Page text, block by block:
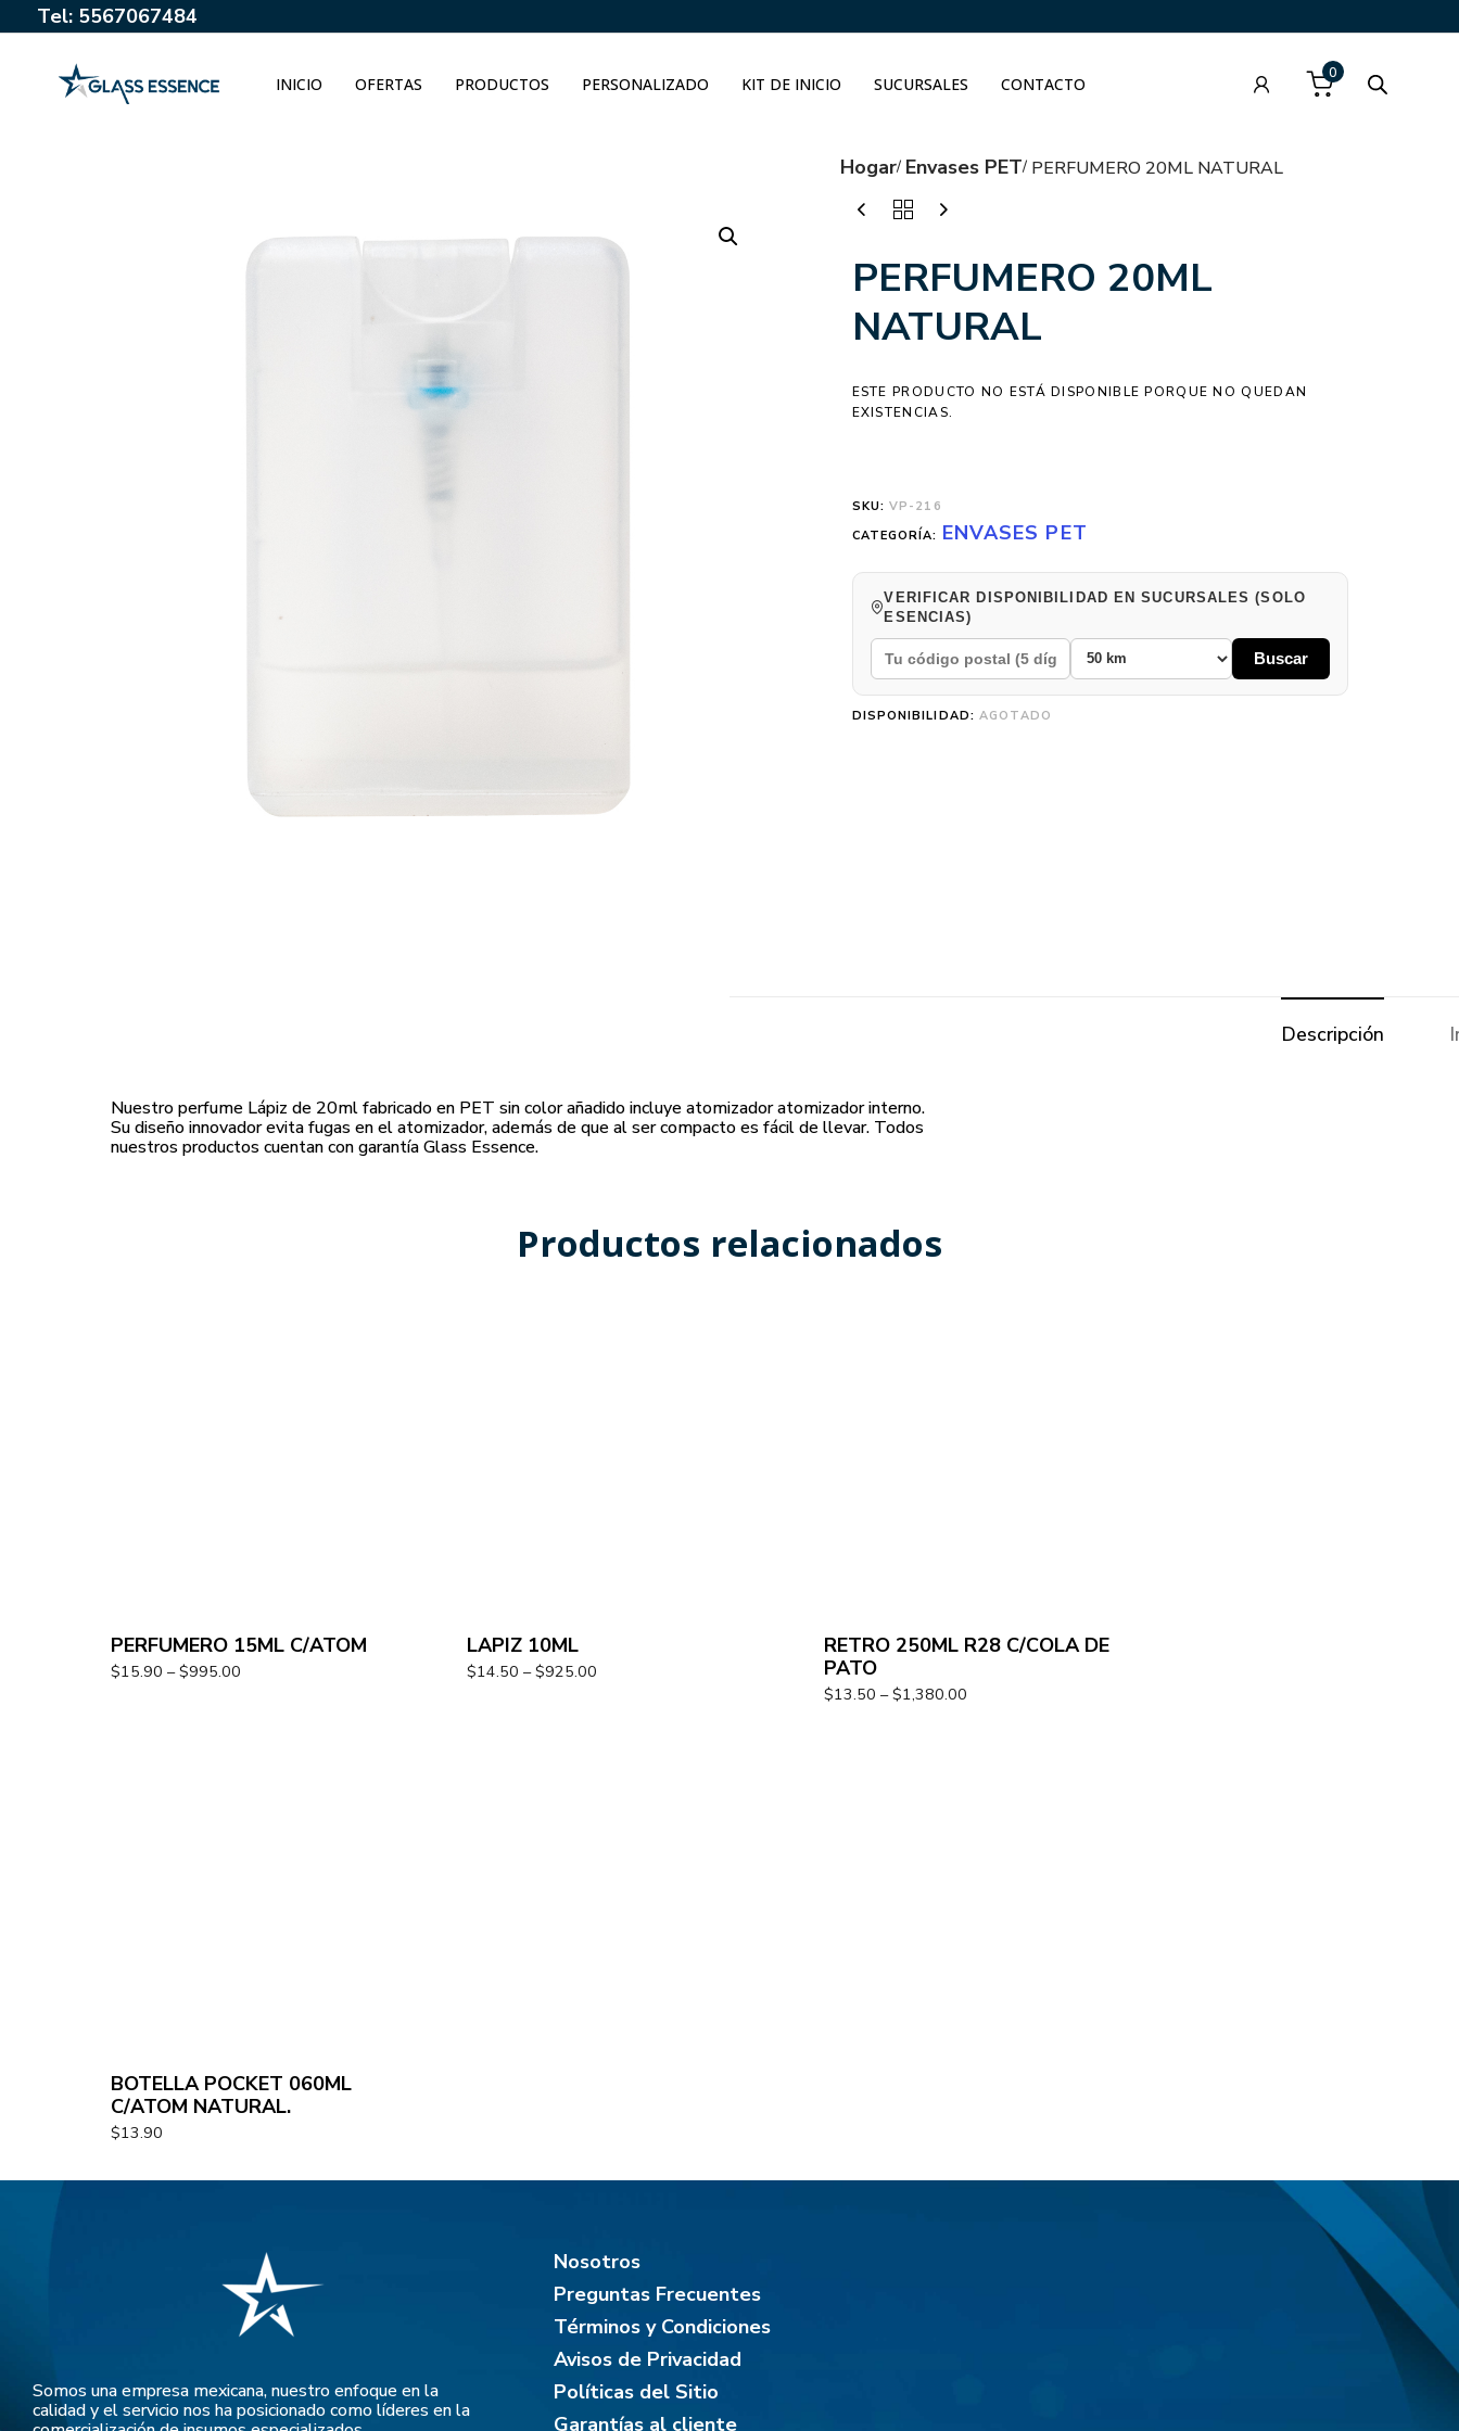
Tel: 5567067484
INICIO OFERTAS PRODUCTOS PERSONALIZADO KIT DE INICIO SUCURSALES CONTACTO
0
Hogar Envases PET PERFUMERO 20ML NATURAL
PERFUMERO 20ML
NATURAL
ESTE PRODUCTO NO ESTÁ DISPONIBLE PORQUE NO QUEDAN
EXISTENCIAS.
SKU: VP-216
CATEGORÍA: ENVASES PET
VERIFICAR DISPONIBILIDAD EN SUCURSALES (SOLO
ESENCIAS)
Buscar
DISPONIBILIDAD:AGOTADO
Descripción
Nuestro perfume Lápiz de 20ml fabricado en PET sin color añadido incluye atomizador atomizador interno.
Su diseño innovador evita fugas en el atomizador, además de que al ser compacto es fácil de llevar. Todos
nuestros productos cuentan con garantía Glass Essence.
Productos relacionados
PERFUMERO 15ML C/ATOM
$15.90 – $995.00
LAPIZ 10ML
$14.50 – $925.00
RETRO 250ML R28 C/COLA DE
PATO
$13.50 – $1,380.00
BOTELLA POCKET 060ML
C/ATOM NATURAL.
$13.90
Somos una empresa mexicana, nuestro enfoque en la
calidad y el servicio nos ha posicionado como líderes en la
Nosotros
Preguntas Frecuentes
Términos y Condiciones
Avisos de Privacidad
Políticas del Sitio
Garantías al cliente